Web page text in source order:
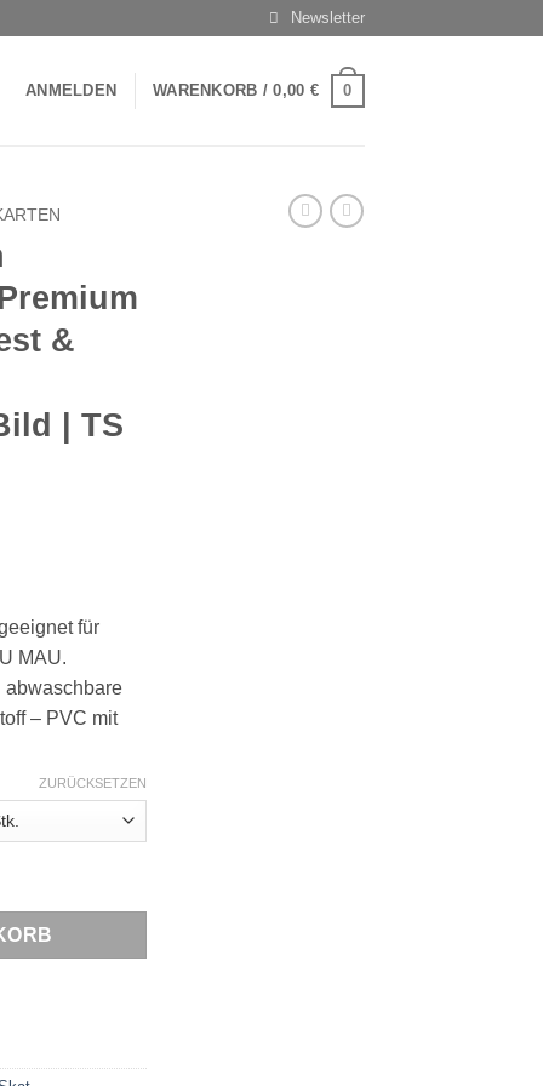
Newsletter
ANMELDEN WARENKORB /0,00 € 0
&
| TS
für
MAU.
abwaschbare
– PVC mit
ZURÜCKSETZEN